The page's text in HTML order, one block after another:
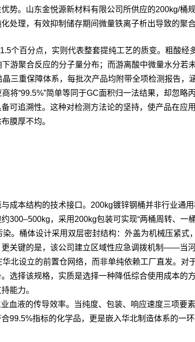
势。山东金悦源新材料有限公司所供应的200kg/桶
理，有效抑制储存期间微量铁离子析出导致的聚合
个百分点，实则代表整套提纯工艺的质变。粗酸
游聚合反应的分子量分布；而游离酸中微量水分若
三重保障体系，每批次产品均附带全项检测报告，
将“99.5%”简单等同于GC面积归一法结果，却忽略
可追溯性。这种对检测方法论的坚持，使产品在应
膜厚不均。
成本结构的技术接口。200kg镀锌钢桶并非行业通
300–500kg，采用200kg包装可实现“两桶周转、一
。桶体设计采用双层密封结构：外盖为机械压紧式
关键的是，该公司建立区域性应急调拨机制——当
北设立的前置仓网络，而非单纯依赖工厂直发。
选择该规格，实质是选择一种降低综合使用成本的
能力。
血液的传导效率。当纯度、包装、响应速度三项要
99.5%指标的化学品，更是嵌入华北制造体系的一